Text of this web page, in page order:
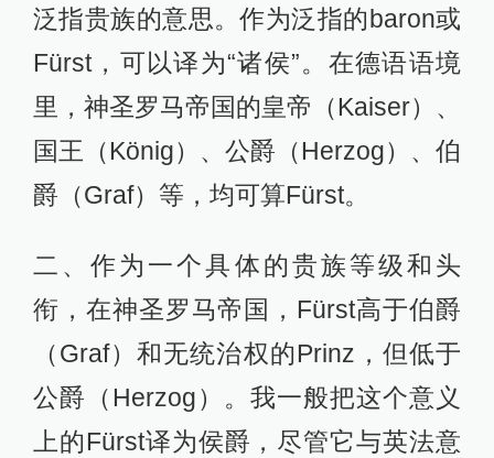
泛指贵族的意思。作为泛指的baron或
Fürst，可以译为“诸侯”。在德语语境
里，神圣罗马帝国的皇帝（Kaiser）、
国王（König）、公爵（Herzog）、伯
爵（Graf）等，均可算Fürst。
二、作为一个具体的贵族等级和头
衔，在神圣罗马帝国，Fürst高于伯爵
（Graf）和无统治权的Prinz，但低于
公爵（Herzog）。我一般把这个意义
上的Fürst译为侯爵，尽管它与英法意